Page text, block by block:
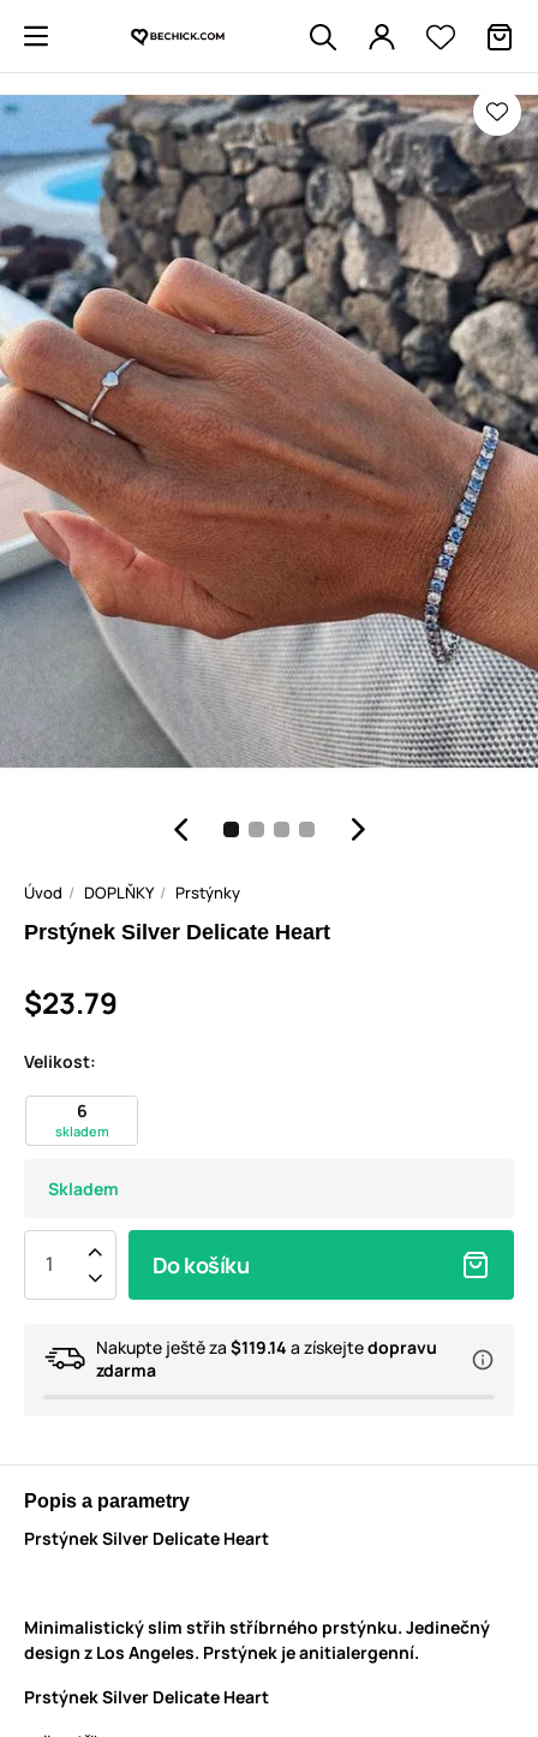
Úvod DOPLŇKY Prstýnky
Prstýnek Silver Delicate Heart
$23.79
Velikost:
6
skladem
Skladem
Do košíku
Nakupte ještě za $119.14 a získejtedopravu
zdarma
Popis a parametry
Prstýnek Silver Delicate Heart
Minimalistický slim střih stříbrného prstýnku. Jedinečný
design z Los Angeles. Prstýnek je anitialergenní.
Prstýnek Silver Delicate Heart